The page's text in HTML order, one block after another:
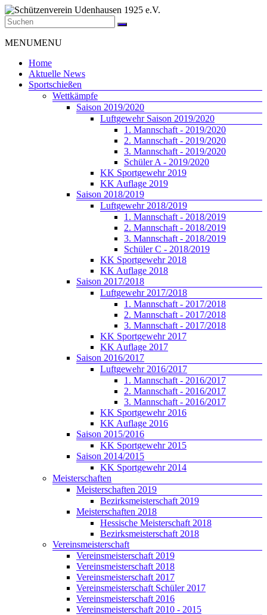
Zum
Inhalt
springen
Schützenverein
Udenhausen
e.V.
Schützenverein
Menü
MENUMENU
Home
Aktuelle News
Sportschießen
Wettkämpfe
Saison 2019/2020
Luftgewehr Saison 2019/2020
1. Mannschaft - 2019/2020
2. Mannschaft - 2019/2020
3. Mannschaft - 2019/2020
Schüler A - 2019/2020
KK Sportgewehr 2019
KK Auflage 2019
Saison 2018/2019
Luftgewehr 2018/2019
1. Mannschaft - 2018/2019
2. Mannschaft - 2018/2019
3. Mannschaft - 2018/2019
Schüler C - 2018/2019
KK Sportgewehr 2018
KK Auflage 2018
Saison 2017/2018
Luftgewehr 2017/2018
1. Mannschaft - 2017/2018
2. Mannschaft - 2017/2018
3. Mannschaft - 2017/2018
KK Sportgewehr 2017
KK Auflage 2017
Saison 2016/2017
Luftgewehr 2016/2017
1. Mannschaft - 2016/2017
2. Mannschaft - 2016/2017
3. Mannschaft - 2016/2017
KK Sportgewehr 2016
KK Auflage 2016
Saison 2015/2016
KK Sportgewehr 2015
Saison 2014/2015
KK Sportgewehr 2014
Meisterschaften
Meisterschaften 2019
Bezirksmeisterschaft 2019
Meisterschaften 2018
Hessische Meisterschaft 2018
Bezirksmeisterschaft 2018
Vereinsmeisterschaft
Vereinsmeisterschaft 2019
Vereinsmeisterschaft 2018
Vereinsmeisterschaft 2017
Vereinsmeisterschaft Schüler 2017
Vereinsmeisterschaft 2016
Vereinsmeisterschaft 2010 - 2015